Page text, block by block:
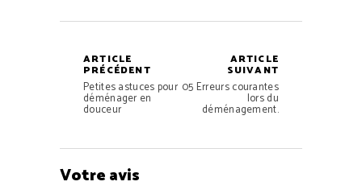
ARTICLE
PRÉCÉDENT
Petites astuces pour
déménager en
douceur
ARTICLE
SUIVANT
05 Erreurs courantes
lors du
déménagement.
Votre avis